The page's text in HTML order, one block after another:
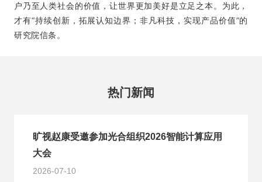
户乃至人类社会的价值，让世界更加美好是立足之本。为此，
才有“持续创新，拓展认知边界；非凡科技，实现产品价值”的
研究院信条。
热门新闻
旷视赵康受邀参加光合组织2026智能计算应用
大会
2026-07-10